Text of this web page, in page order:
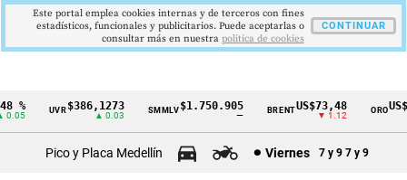
Cintillo
% UVR$386,1273
▲ 0.03
SMMLV $1.750.905 BRENTUS$73,48
▼ 1.12
ORO
Pico y Placa Medellín Viernes 7 y 9 7 y 9
Este portal emplea cookies internas y de terceros con fines
estadísticos, funcionales y publicitarios. Puede aceptarlas o
consultar más en nuestra politica de cookies
CONTINUAR